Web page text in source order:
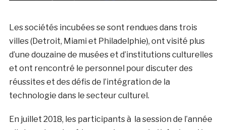
Les sociétés incubées se sont rendues dans trois
villes (Detroit, Miami et Philadelphie), ont visité plus
d’une douzaine de musées et d’institutions culturelles
et ont rencontré le personnel pour discuter des
réussites et des défis de l’intégration de la
technologie dans le secteur culturel.
En juillet 2018, les participants à la session de l’année